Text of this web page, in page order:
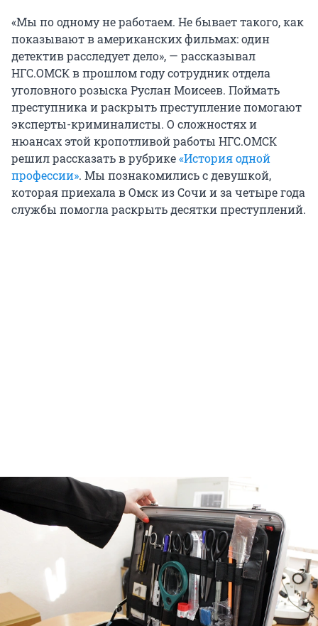
«Мы по одному не работаем. Не бывает такого, как
показывают в американских фильмах: один
детектив расследует дело», — рассказывал
НГС.ОМСК в прошлом году сотрудник отдела
уголовного розыска Руслан Моисеев. Поймать
преступника и раскрыть преступление помогают
эксперты-криминалисты. О сложностях и
нюансах этой кропотливой работы НГС.ОМСК
решил рассказать в рубрике«История одной
профессии». Мы познакомились с девушкой,
которая приехала в Омск из Сочи и за четыре года
службы помогла раскрыть десятки преступлений.